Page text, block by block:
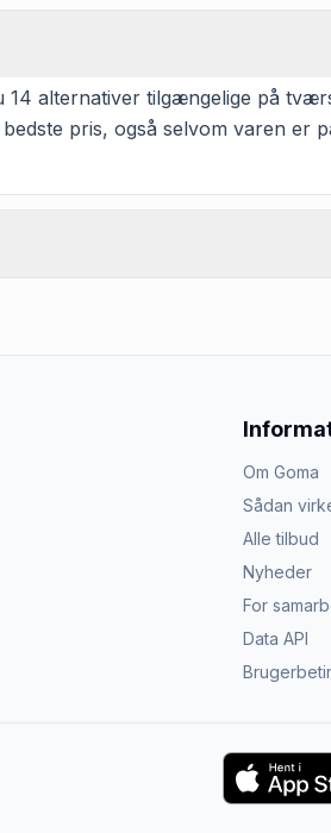
alternativer tilgængelige på
pris, også selvom varen er
Om Goma
Sådan
Alle tilbud
Nyheder
For
Data API